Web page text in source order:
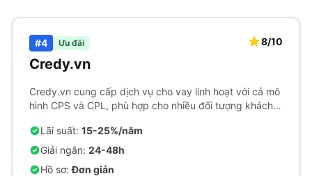
#4 Ưu đãi
Credy.vn
8/10
Credy.vn cung cấp dịch vụ cho vay linh hoạt với cả mô
hình CPS và CPL, phù hợp cho nhiều đối tượng khách
Lãi suất: 15-25%/năm
Giải ngân: 24-48h
Hồ sơ:Đơn giản